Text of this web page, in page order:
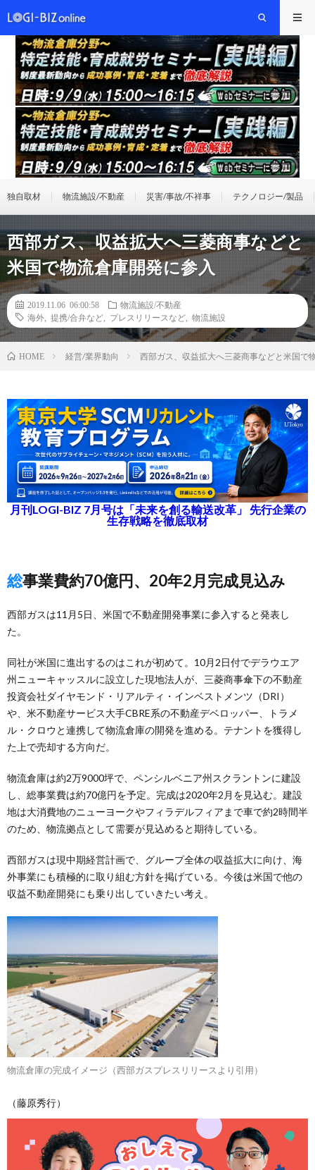
独自取材 物流施設/不動産 災害/事故/不祥事 テクノロジー/製品
西部ガス、収益拡大へ三菱商事などと
米国で物流倉庫開発に参入
2019.11.06 06:00:58
物流施設/不動産
海外
提携/合弁など プレスリリースなど 物流施設
HOME 経営/業界動向 西部ガス、収益拡大へ三菱商事などと米国で
月刊LOGI-BIZ 7月号は「未来を創る輸送改革」 先行企業の
生存戦略を徹底取材
総事業費約70億円、20年2月完成見込み
西部ガスは11月5日、米国で不動産開発事業に参入すると発表し
た。
同社が米国に進出するのはこれが初めて。10月2日付でデラウエア
州ニューキャッスルに設立した現地法人が、三菱商事傘下の不動産
投資会社ダイヤモンド・リアルティ・インベストメンツ（DRI）
や、米不動産サービス大手CBRE系の不動産デベロッパー、トラメ
ル・クロウと連携して物流倉庫の開発を進める。テナントを獲得し
た上で売却する方向だ。
物流倉庫は約2万9000坪で、ペンシルベニア州スクラントンに建設
し、総事業費は約70億円を予定。完成は2020年2月を見込む。建設
地は大消費地のニューヨークやフィラデルフィアまで車で約2時間半
のため、物流拠点として需要が見込めると期待している。
西部ガスは現中期経営計画で、グループ全体の収益拡大に向け、海
外事業にも積極的に取り組む方針を掲げている。今後は米国で他の
収益不動産開発にも乗り出していきたい考え。
物流倉庫の完成イメージ（西部ガスプレスリリースより引用）
（藤原秀行）